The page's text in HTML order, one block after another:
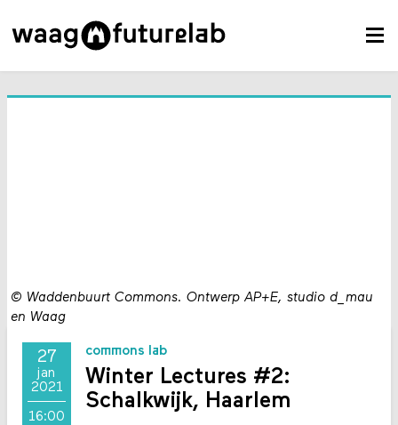
© Waddenbuurt Commons. Ontwerp AP+E, studio d_mau
en Waag
27
jan
2021
16:00
commons lab
Winter Lectures #2:
Schalkwijk, Haarlem